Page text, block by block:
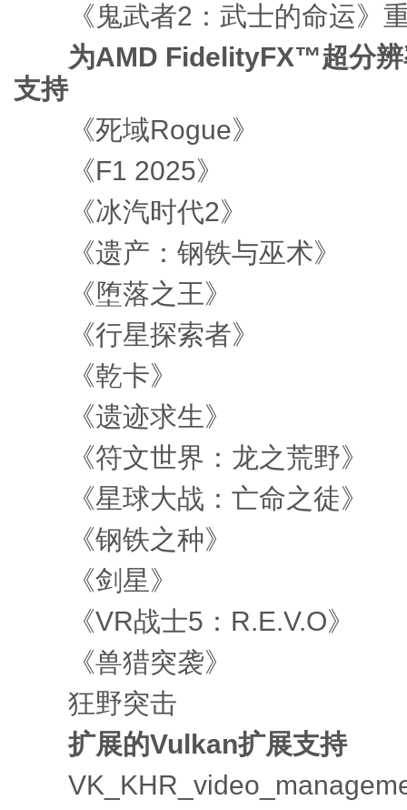
《鬼武者2：武士的命运》
为AMD FidelityFX™超分辨
支持
《死域Rogue》
《F1 2025》
《冰汽时代2》
《遗产：钢铁与巫术》
《堕落之王》
《行星探索者》
《乾卡》
《遗迹求生》
《符文世界：龙之荒野》
《星球大战：亡命之徒》
《钢铁之种》
《剑星》
《VR战士5：R.E.V.O》
《兽猎突袭》
狂野突击
扩展的Vulkan扩展支持